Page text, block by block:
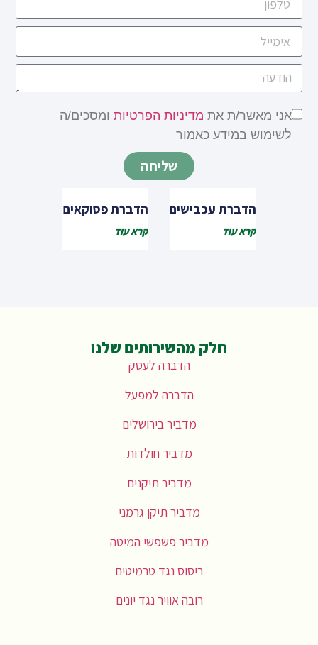
אני מאשר/ת את מדיניות הפרטיותומסכים/ה
לשימוש במידע כאמור
שליחה
הדברת עכבישים
קרא עוד
הדברת פסוקאים
קרא עוד
חלק מהשירותים שלנו
הדברה לעסק
הדברה למפעל
מדביר בירושלים
מדביר חולדות
מדביר תיקנים
מדביר תיקן גרמני
מדביר פשפשי המיטה
ריסוס נגד טרמיטים
רובה אוויר נגד יונים